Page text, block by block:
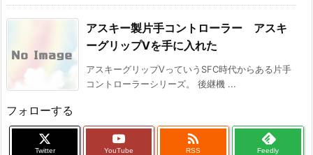
アスキー製片手コントローラー アスキ
ーグリップVを手に入れた
アスキーグリップVっていうSFC時代からある片手
コントローラーシリーズ。 後継機 ...
フォローする
Twitter YouTube

RSS Feedly